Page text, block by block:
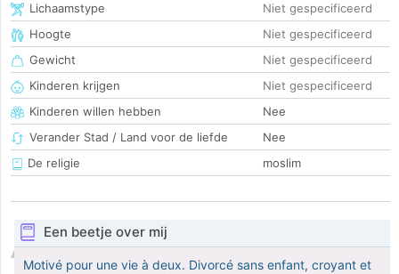
Lichaamstype
Niet gespecificeerd
Hoogte
Niet gespecificeerd
Gewicht
Niet gespecificeerd
Kinderen krijgen
Niet gespecificeerd
Kinderen willen hebben
Nee
Verander Stad / Land voor de liefde
Nee
De religie
moslim
Een beetje over mij
Motivé pour une vie à deux. Divorcé sans enfant, croyant et